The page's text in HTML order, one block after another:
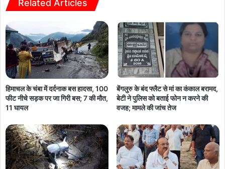
Related Articles
हिमाचल के चंबा में दर्दनाक बस हादसा, 100
फीट नीचे सड़क पर जा गिरी बस; 7 की मौत,
11 घायल
बेंगलुरु के बंद फ्लैट से मां का कंकाल बरामद,
बेटी ने पुलिस को बताई फोन न करने की
वजह; मामले की जांच तेज